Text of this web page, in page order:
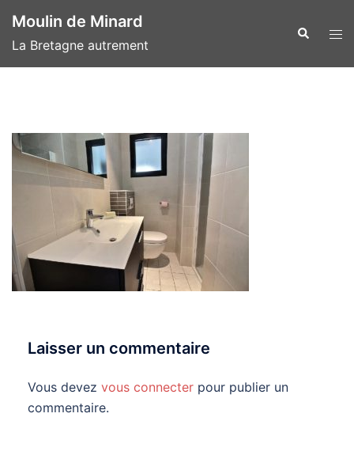
au
contenu
Moulin de Minard
La Bretagne autrement
Laisser un commentaire
Vous devez vous connecter pour publier un
commentaire.